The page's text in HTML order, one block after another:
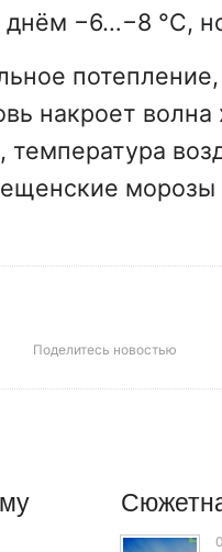
днём −6…−8 °С,
накроет
морозы
Поделитесь новостью